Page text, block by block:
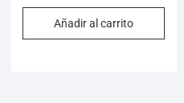
Añadir al carrito